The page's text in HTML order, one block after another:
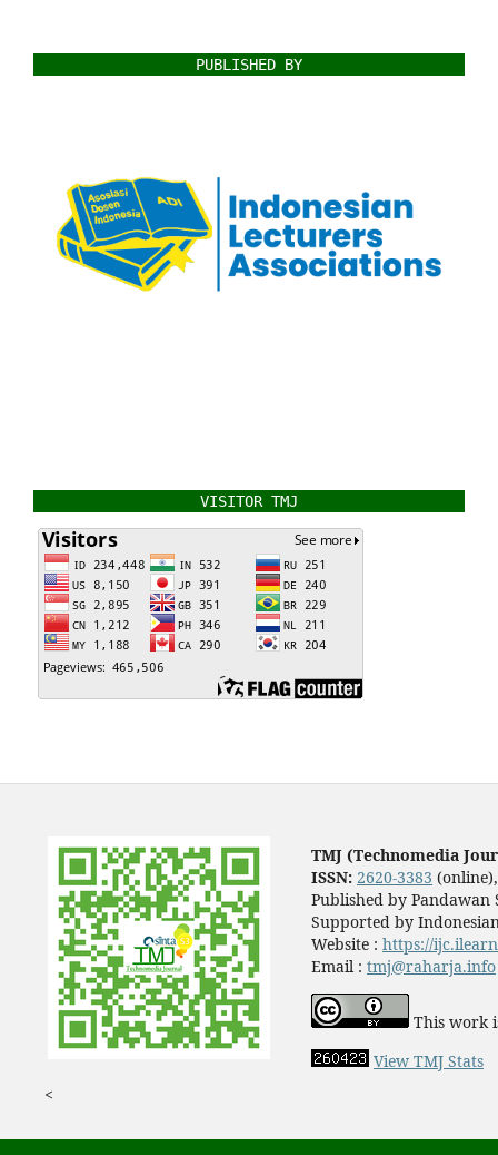
PUBLISHED BY
VISITOR TMJ
TMJ (Technomedia
ISSN: 2620-3383
Published by Pandawan
Supported by
Website : https://
Email : tmj@raharja.info
This work
View TMJ Stats
<